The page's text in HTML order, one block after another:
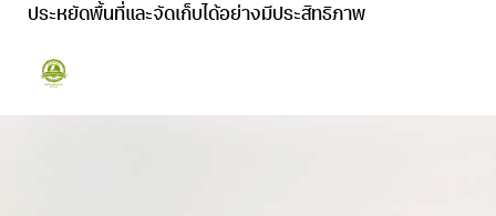
ประหยัดพื้นที่และจัดเก็บได้อย่างมีประสิทธิภาพ